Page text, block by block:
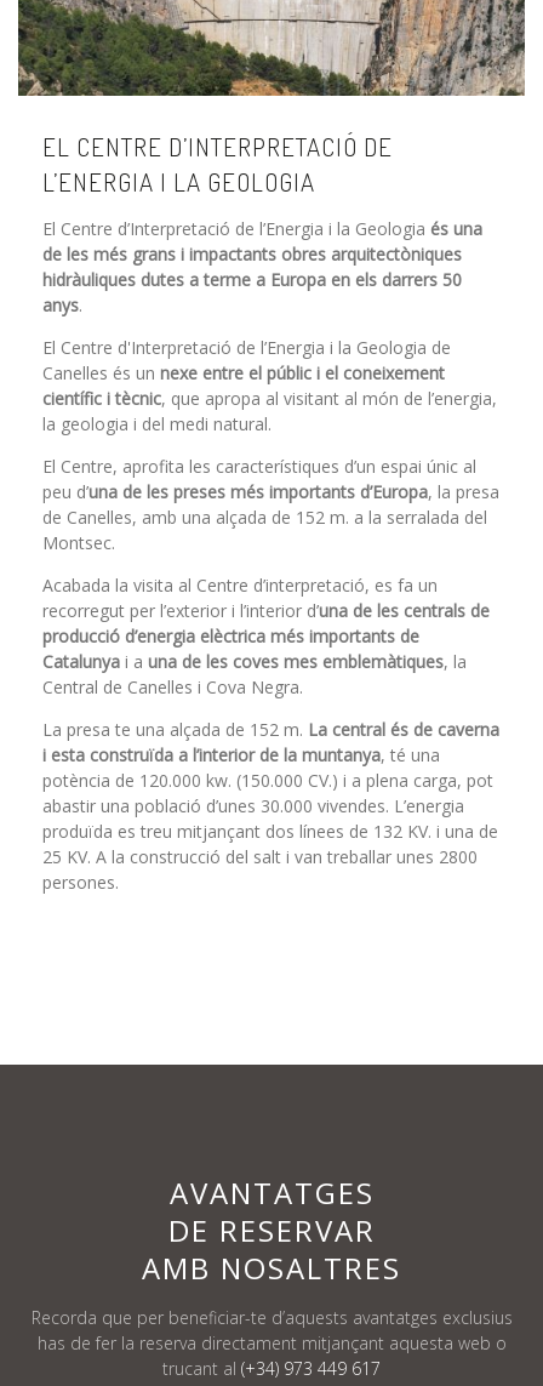
EL CENTRE D’INTERPRETACIÓ DE
L’ENERGIA I LA GEOLOGIA
El Centre d’Interpretació de l’Energia i la Geologia és una
de les més grans i impactants obres arquitectòniques
hidràuliques dutes a terme a Europa en els darrers 50
anys.
El Centre d'Interpretació de l’Energia i la Geologia de
Canelles és un nexe entre el públic i el coneixement
científic i tècnic, que apropa al visitant al món de l’energia,
la geologia i del medi natural.
El Centre, aprofita les característiques d’un espai únic al
peu d’una de les preses més importants d’Europa, la presa
de Canelles, amb una alçada de 152 m. a la serralada del
Montsec.
Acabada la visita al Centre d’interpretació, es fa un
recorregut per l’exterior i l’interior d’una de les centrals de
producció d’energia elèctrica més importants de
Catalunya i a una de les coves mes emblemàtiques, la
Central de Canelles i Cova Negra.
La presa te una alçada de 152 m. La central és de caverna
i esta construïda a l’interior de la muntanya, té una
potència de 120.000 kw. (150.000 CV.) i a plena carga, pot
abastir una població d’unes 30.000 vivendes. L’energia
produïda es treu mitjançant dos línees de 132 KV. i una de
25 KV. A la construcció del salt i van treballar unes 2800
persones.
AVANTATGES
DE RESERVAR
AMB NOSALTRES
Recorda que per beneficiar-te d’aquests avantatges exclusius
has de fer la reserva directament mitjançant aquesta web o
trucant al (+34) 973 449 617